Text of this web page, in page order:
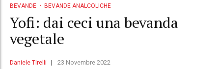
BEVANDE BEVANDE ANALCOLICHE
Yofi: dai ceci una bevanda
vegetale
Daniele Tirelli 23 Novembre 2022